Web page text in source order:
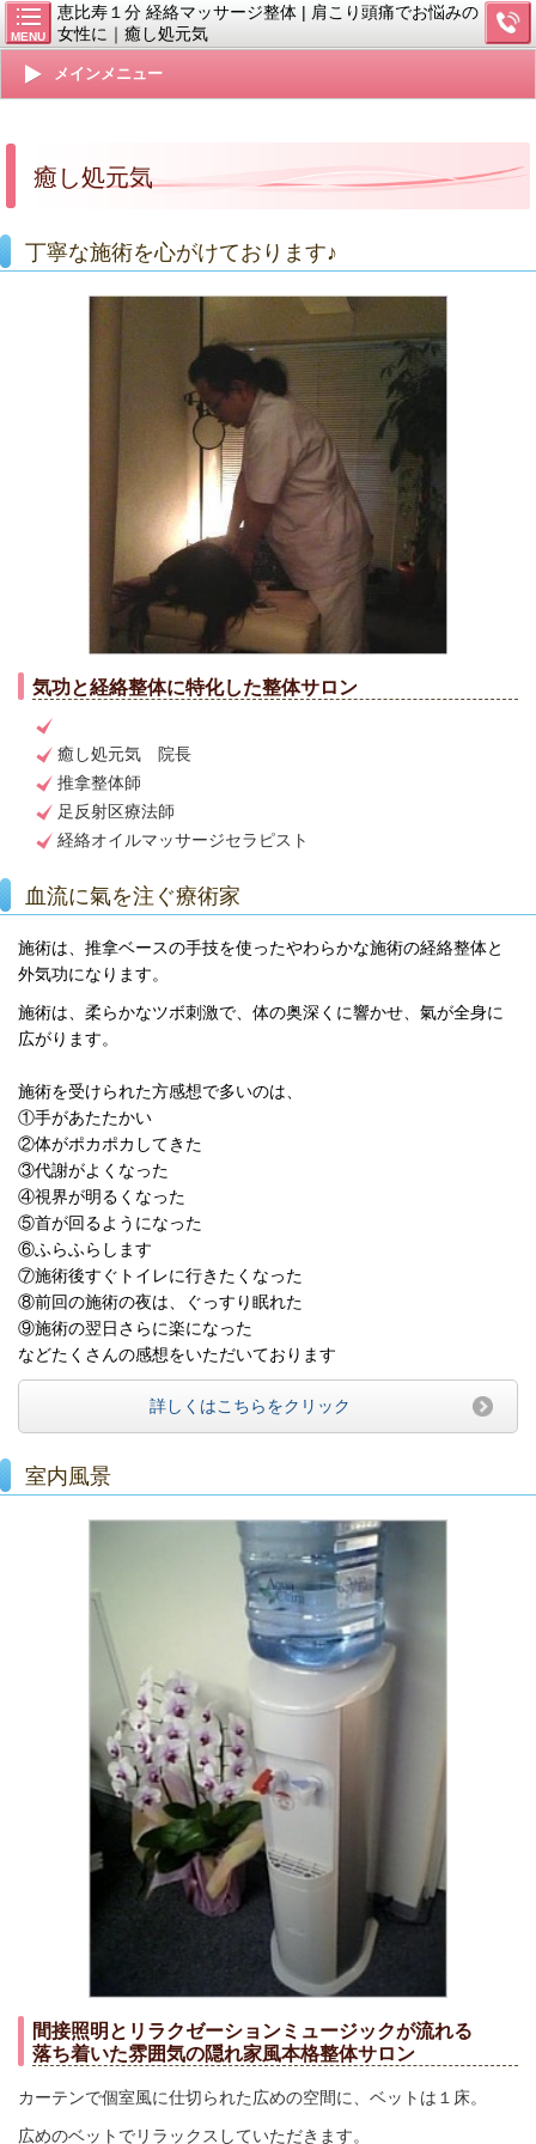
MENU
恵比寿１分 経絡マッサージ整体 | 肩こり頭痛でお悩みの
女性に｜癒し処元気
メインメニュー
癒し処元気
丁寧な施術を心がけております♪
気功と経絡整体に特化した整体サロン
癒し処元気 院長
推拿整体師
足反射区療法師
経絡オイルマッサージセラピスト
血流に氣を注ぐ療術家
施術は、推拿ベースの手技を使ったやわらかな施術の経絡整体と
外気功になります。
施術は、柔らかなツボ刺激で、体の奥深くに響かせ、氣が全身に
広がります。
施術を受けられた方感想で多いのは、
①手があたたかい
②体がポカポカしてきた
③代謝がよくなった
④視界が明るくなった
⑤首が回るようになった
⑥ふらふらします
⑦施術後すぐトイレに行きたくなった
⑧前回の施術の夜は、ぐっすり眠れた
⑨施術の翌日さらに楽になった
などたくさんの感想をいただいております
詳しくはこちらをクリック
室内風景
間接照明とリラクゼーションミュージックが流れる
落ち着いた雰囲気の隠れ家風本格整体サロン
カーテンで個室風に仕切られた広めの空間に、ベットは１床。
広めのベットでリラックスしていただきます。